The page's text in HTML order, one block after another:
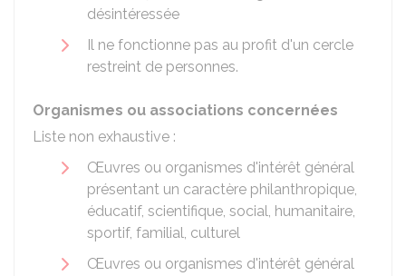
désintéressée
Il ne fonctionne pas au profit d'un cercle
restreint de personnes.
Organismes ou associations concernées
Liste non exhaustive :
Œuvres ou organismes d'intérêt général
présentant un caractère philanthropique,
éducatif, scientifique, social, humanitaire,
sportif, familial, culturel
Œuvres ou organismes d'intérêt général